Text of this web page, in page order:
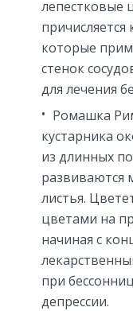
лепестковые
которые
стенок
для лечения
Ромашка
кустарника
из длинных
развиваются
листья.
цветами на
начиная с
при
депрессии.